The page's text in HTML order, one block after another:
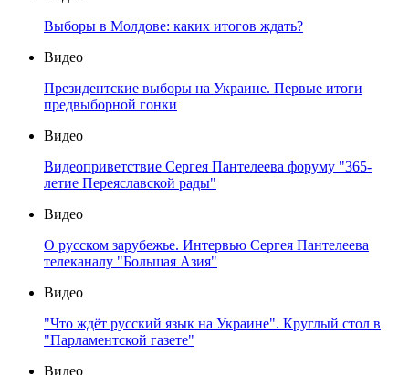
Выборы в Молдове: каких итогов ждать?
Видео
Президентские выборы на Украине. Первые итоги
предвыборной гонки
Видео
Видеоприветствие Сергея Пантелеева форуму "365-
летие Переяславской рады"
Видео
О русском зарубежье. Интервью Сергея Пантелеева
телеканалу "Большая Азия"
Видео
"Что ждёт русский язык на Украине". Круглый стол в
"Парламентской газете"
Видео